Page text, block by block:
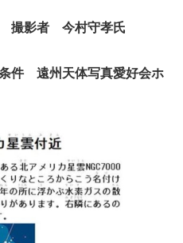
撮影者 今村守孝氏
件 遠州天体写真愛好会ホ